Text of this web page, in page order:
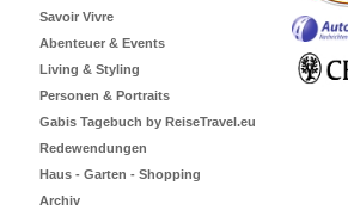
Savoir Vivre
Abenteuer & Events
Living & Styling
Personen & Portraits
Gabis Tagebuch by ReiseTravel.eu
Redewendungen
Haus - Garten - Shopping
Archiv